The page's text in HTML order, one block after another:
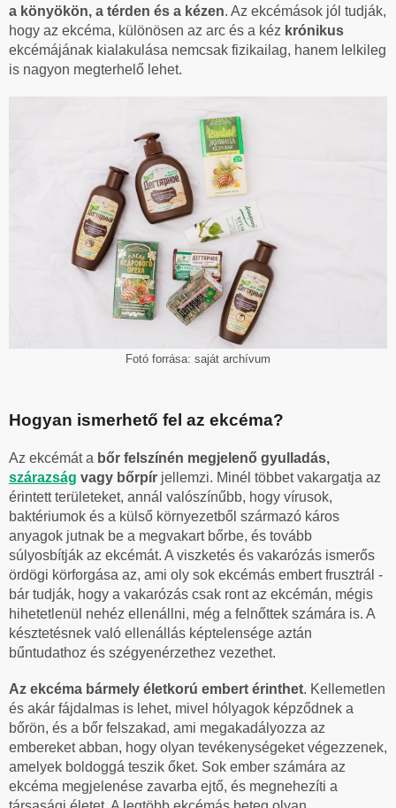
a könyökön, a térden és a kézen. Az ekcémások jól tudják,
hogy az ekcéma, különösen az arc és a kéz krónikus
ekcémájának kialakulása nemcsak fizikailag, hanem lelkileg
is nagyon megterhelő lehet.
Fotó forrása: saját archívum
Hogyan ismerhető fel az ekcéma?
Az ekcémát a bőr felszínén megjelenő gyulladás,
szárazság vagy bőrpír jellemzi. Minél többet vakargatja az
érintett területeket, annál valószínűbb, hogy vírusok,
baktériumok és a külső környezetből származó káros
anyagok jutnak be a megvakart bőrbe, és tovább
súlyosbítják az ekcémát. A viszketés és vakarózás ismerős
ördögi körforgása az, ami oly sok ekcémás embert frusztrál -
bár tudják, hogy a vakarózás csak ront az ekcémán, mégis
hihetetlenül nehéz ellenállni, még a felnőttek számára is. A
késztetésnek való ellenállás képtelensége aztán
bűntudathoz és szégyenérzethez vezethet.
Az ekcéma bármely életkorú embert érinthet. Kellemetlen
és akár fájdalmas is lehet, mivel hólyagok képződnek a
bőrön, és a bőr felszakad, ami megakadályozza az
embereket abban, hogy olyan tevékenységeket végezzenek,
amelyek boldoggá teszik őket. Sok ember számára az
ekcéma megjelenése zavarba ejtő, és megnehezíti a